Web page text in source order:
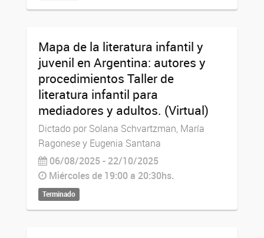
Mapa de la literatura infantil y
juvenil en Argentina: autores y
procedimientos Taller de
literatura infantil para
mediadores y adultos. (Virtual)
Dictado por Solana Schvartzman, María
Ragonese y Eugenia Santana
06/08/2025 - 22/10/2025
Miércoles de 19:00 a 20:30hs.
Terminado